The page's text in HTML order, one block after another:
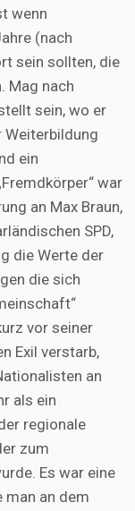
wenn
(nach
sein sollten, die
Mag nach
sein, wo er
Weiterbildung
ein
war
an Max Braun,
SPD,
die Werte der
die sich
vor seiner
Exil verstarb,
an
als ein
regionale
zum
Es war eine
man an dem